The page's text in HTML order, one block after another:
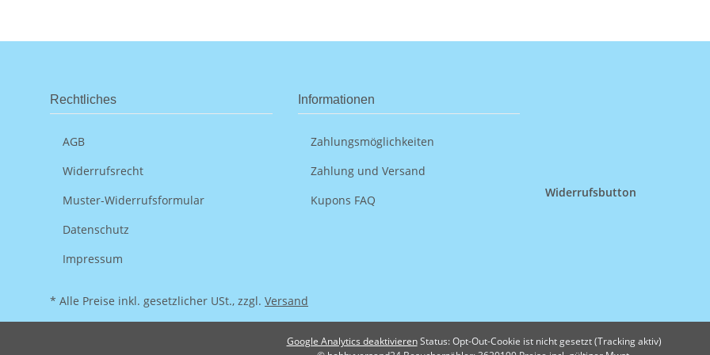
Rechtliches
AGB
Widerrufsrecht
Muster-Widerrufsformular
Datenschutz
Impressum
Informationen
Zahlungsmöglichkeiten
Zahlung und Versand
Kupons FAQ
Widerrufsbutton
* Alle Preise inkl. gesetzlicher USt., zzgl. Versand
Google Analytics deaktivieren Status: Opt-Out-Cookie ist nicht gesetzt (Tracking aktiv)